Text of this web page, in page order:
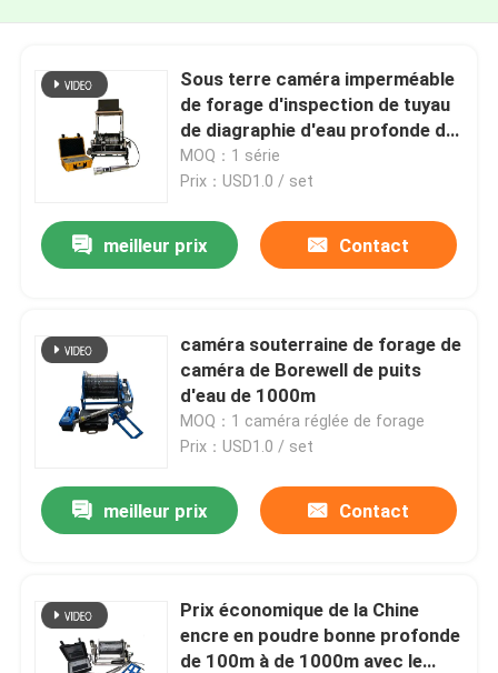
Sous terre caméra imperméable
de forage d'inspection de tuyau
de diagraphie d'eau profonde de
1000m
MOQ：1 série
Prix：USD1.0 / set
meilleur prix Contact
caméra souterraine de forage de
caméra de Borewell de puits
d'eau de 1000m
MOQ：1 caméra réglée de forage
Prix：USD1.0 / set
meilleur prix Contact
Prix économique de la Chine
encre en poudre bonne profonde
de 100m à de 1000m avec le